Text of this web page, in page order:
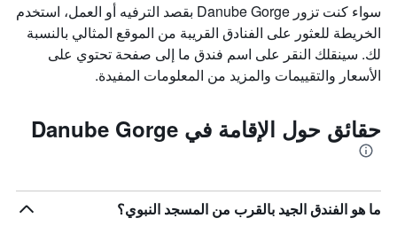
سواء كنت تزور Danube Gorge بقصد الترفيه أو العمل، استخدم
الخريطة للعثور على الفنادق القريبة من الموقع المثالي بالنسبة
لك. سينقلك النقر على اسم فندق ما إلى صفحة تحتوي على
الأسعار والتقييمات والمزيد من المعلومات المفيدة.
حقائق حول الإقامة في Danube Gorge
ما هو الفندق الجيد بالقرب من المسجد النبوي؟